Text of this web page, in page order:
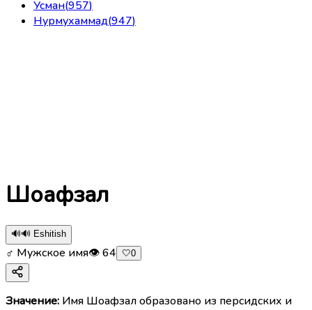
Усман(957)
Нурмухаммад(947)
Шоафзал
🔊🔊 Eshitish
♂ Мужское имя👁64 🤍0
Значение: Имя Шоафзал образовано из персидских и